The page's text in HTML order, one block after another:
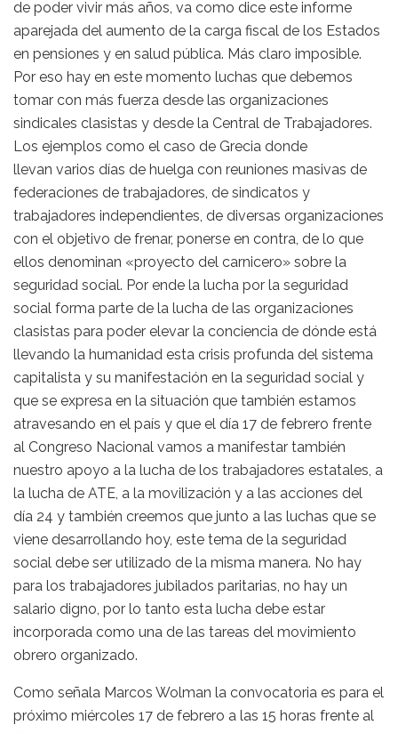
de poder vivir más años, va como dice este informe
aparejada del aumento de la carga fiscal de los Estados
en pensiones y en salud pública. Más claro imposible.
Por eso hay en este momento luchas que debemos
tomar con más fuerza desde las organizaciones
sindicales clasistas y desde la Central de Trabajadores.
Los ejemplos como el caso de Grecia donde
llevan varios días de huelga con reuniones masivas de
federaciones de trabajadores, de sindicatos y
trabajadores independientes, de diversas organizaciones
con el objetivo de frenar, ponerse en contra, de lo que
ellos denominan «proyecto del carnicero» sobre la
seguridad social. Por ende la lucha por la seguridad
social forma parte de la lucha de las organizaciones
clasistas para poder elevar la conciencia de dónde está
llevando la humanidad esta crisis profunda del sistema
capitalista y su manifestación en la seguridad social y
que se expresa en la situación que también estamos
atravesando en el país y que el día 17 de febrero frente
al Congreso Nacional vamos a manifestar también
nuestro apoyo a la lucha de los trabajadores estatales, a
la lucha de ATE, a la movilización y a las acciones del
día 24 y también creemos que junto a las luchas que se
viene desarrollando hoy, este tema de la seguridad
social debe ser utilizado de la misma manera. No hay
para los trabajadores jubilados paritarias, no hay un
salario digno, por lo tanto esta lucha debe estar
incorporada como una de las tareas del movimiento
obrero organizado.
Como señala Marcos Wolman la convocatoria es para el
próximo miércoles 17 de febrero a las 15 horas frente al